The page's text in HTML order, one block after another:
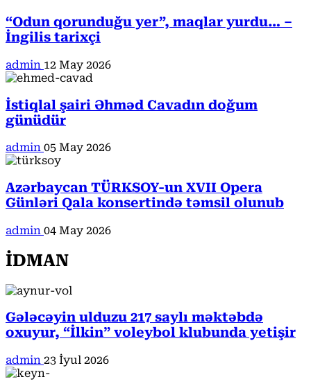
“Odun qorunduğu yer”, maqlar yurdu… –
İngilis tarixçi
admin 12 May 2026
İstiqlal şairi Əhməd Cavadın doğum
günüdür
admin 05 May 2026
Azərbaycan TÜRKSOY-un XVII Opera
Günləri Qala konsertində təmsil olunub
admin 04 May 2026
İDMAN
Gələcəyin ulduzu 217 saylı məktəbdə
oxuyur, “İlkin” voleybol klubunda yetişir
admin 23 İyul 2026